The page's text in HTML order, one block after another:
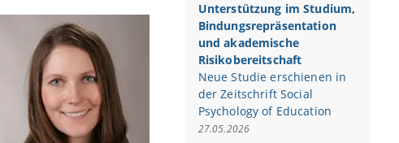
Unterstützung im Studium,
Bindungsrepräsentation
und akademische
Risikobereitschaft
Neue Studie erschienen in
der Zeitschrift Social
Psychology of Education
27.05.2026